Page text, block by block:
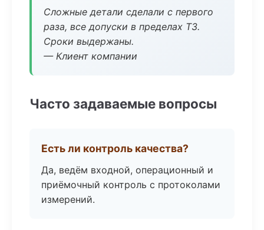
Сложные детали сделали с первого
раза, все допуски в пределах ТЗ.
Сроки выдержаны.
— Клиент компании
Часто задаваемые вопросы
Есть ли контроль качества?
Да, ведём входной, операционный и
приёмочный контроль с протоколами
измерений.